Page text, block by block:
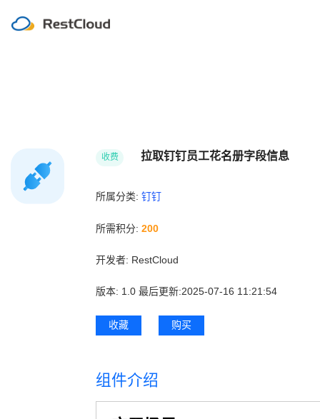
收费 拉取钉钉员工花名册字段信息
所属分类:钉钉
所需积分:200
开发者: RestCloud
版本: 1.0 最后更新:2025-07-16 11:21:54
收藏 购买
组件介绍